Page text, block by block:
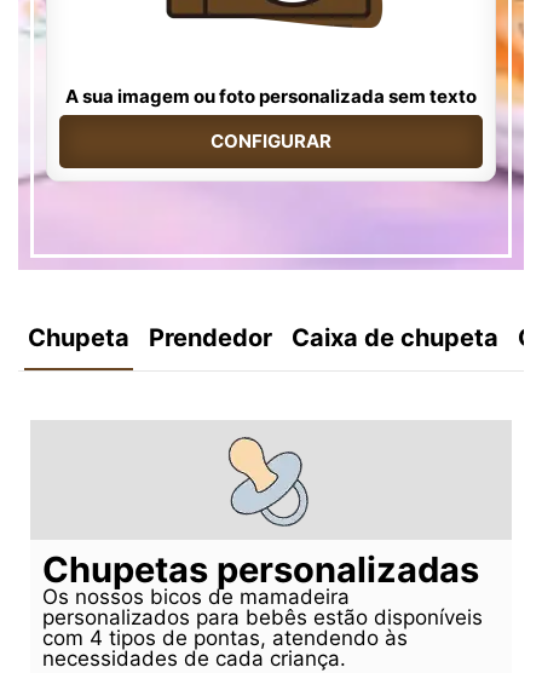
A sua imagem ou foto personalizada sem texto
CONFIGURAR
Chupeta Prendedor Caixa de chupeta
Chupetas personalizadas
Os nossos bicos de mamadeira
personalizados para bebês estão disponíveis
com 4 tipos de pontas, atendendo às
necessidades de cada criança.